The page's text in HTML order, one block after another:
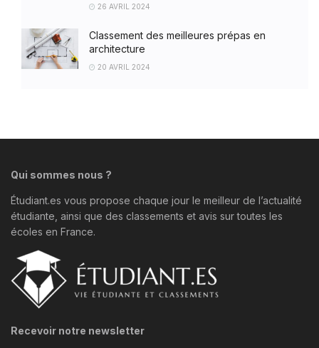
26 AVRIL 2024
Classement des meilleures prépas en
architecture
20 AVRIL 2024
Qui sommes nous ?
Étudiant.es vous propose chaque jour le meilleur de l’actualité
étudiante, ainsi que des classements et avis sur toutes les
écoles en France.
Recevoir notre newsletter